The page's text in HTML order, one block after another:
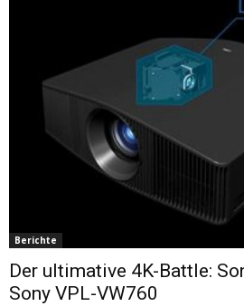
Berichte
Der ultimative 4K-Battle:
Sony VPL-VW760